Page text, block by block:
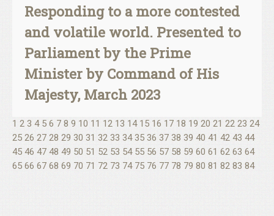
Responding to a more contested
and volatile world. Presented to
Parliament by the Prime
Minister by Command of His
Majesty, March 2023
1 2 3 4 5 6 7 8 9 10 11 12 13 14 15 16 17 18 19 20 21 22 23 24
25 26 27 28 29 30 31 32 33 34 35 36 37 38 39 40 41 42 43 44
45 46 47 48 49 50 51 52 53 54 55 56 57 58 59 60 61 62 63 64
65 66 67 68 69 70 71 72 73 74 75 76 77 78 79 80 81 82 83 84